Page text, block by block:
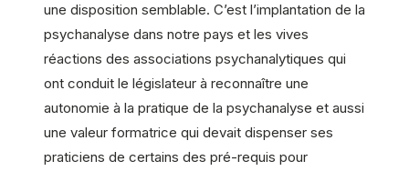
une disposition semblable. C’est l’implantation de la
psychanalyse dans notre pays et les vives
réactions des associations psychanalytiques qui
ont conduit le législateur à reconnaître une
autonomie à la pratique de la psychanalyse et aussi
une valeur formatrice qui devait dispenser ses
praticiens de certains des pré-requis pour